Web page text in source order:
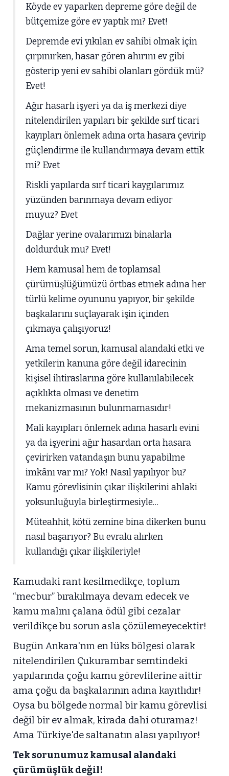
Köyde ev yaparken depreme göre değil de
bütçemize göre ev yaptık mı? Evet!
Depremde evi yıkılan ev sahibi olmak için
çırpınırken, hasar gören ahırını ev gibi
gösterip yeni ev sahibi olanları gördük mü?
Evet!
Ağır hasarlı işyeri ya da iş merkezi diye
nitelendirilen yapıları bir şekilde sırf ticari
kayıpları önlemek adına orta hasara çevirip
güçlendirme ile kullandırmaya devam ettik
mi? Evet
Riskli yapılarda sırf ticari kaygılarımız
yüzünden barınmaya devam ediyor
muyuz? Evet
Dağlar yerine ovalarımızı binalarla
doldurduk mu? Evet!
Hem kamusal hem de toplamsal
çürümüşlüğümüzü örtbas etmek adına her
türlü kelime oyununu yapıyor, bir şekilde
başkalarını suçlayarak işin içinden
çıkmaya çalışıyoruz!
Ama temel sorun, kamusal alandaki etki ve
yetkilerin kanuna göre değil idarecinin
kişisel ihtiraslarına göre kullanılabilecek
açıklıkta olması ve denetim
mekanizmasının bulunmamasıdır!
Mali kayıpları önlemek adına hasarlı evini
ya da işyerini ağır hasardan orta hasara
çevirirken vatandaşın bunu yapabilme
imkânı var mı? Yok! Nasıl yapılıyor bu?
Kamu görevlisinin çıkar ilişkilerini ahlaki
yoksunluğuyla birleştirmesiyle…
Müteahhit, kötü zemine bina dikerken bunu
nasıl başarıyor? Bu evrakı alırken
kullandığı çıkar ilişkileriyle!
Kamudaki rant kesilmedikçe, toplum
“mecbur” bırakılmaya devam edecek ve
kamu malını çalana ödül gibi cezalar
verildikçe bu sorun asla çözülemeyecektir!
Bugün Ankara'nın en lüks bölgesi olarak
nitelendirilen Çukurambar semtindeki
yapılarında çoğu kamu görevlilerine aittir
ama çoğu da başkalarının adına kayıtlıdır!
Oysa bu bölgede normal bir kamu görevlisi
değil bir ev almak, kirada dahi oturamaz!
Ama Türkiye'de saltanatın alası yapılıyor!
Tek sorunumuz kamusal alandaki
çürümüşlük değil!